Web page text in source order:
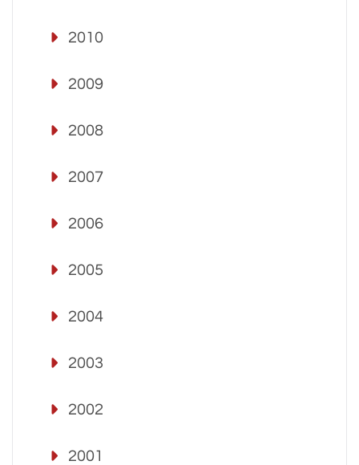
2010
2009
2008
2007
2006
2005
2004
2003
2002
2001